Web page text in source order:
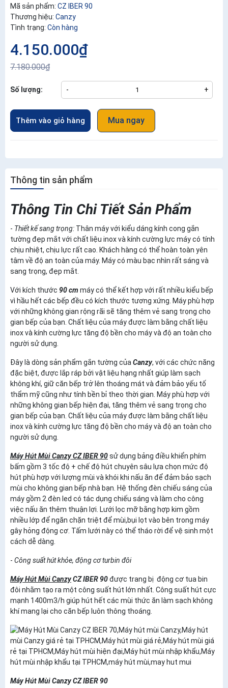
Mã sản phẩm: CZ IBER 90
Thương hiệu: Canzy
Tình trạng: Còn hàng
4.150.000₫
7.180.000₫
Số lượng: - +
Thêm vào giỏ hàng Mua ngay
Thông tin sản phẩm
Thông Tin Chi Tiết Sản Phẩm
- Thiết kế sang trọng: Thân máy với kiểu dáng kính cong gắn
tường đẹp mắt với chất liệu inox và kính cường lực máy có tính
chịu nhiệt, chịu lực rất cao. Khách hàng có thể hoàn toàn yên
tâm về độ an toàn của máy. Máy có màu bạc nhìn rất sáng và
sang trọng, đẹp mắt.
Với kích thước 90 cm máy có thể kết hợp với rất nhiều kiểu bếp
vì hầu hết các bếp đều có kích thước tương xứng. Máy phù hợp
với những không gian rộng rãi sẽ tăng thêm vẻ sang trọng cho
gian bếp của bạn. Chất liệu của máy được làm bằng chất liệu
inox và kính cường lực tăng độ bền cho máy và độ an toàn cho
người sử dụng.
Đây là dòng sản phẩm gắn tường của Canzy, với các chức năng
đặc biệt, được lắp ráp bởi vật liệu hạng nhất giúp làm sạch
không khí, giữ căn bếp trở lên thoáng mát và đảm bảo yếu tố
thẩm mỹ cũng như tính bền bỉ theo thời gian. Máy phù hợp với
những không gian bếp hiện đại, tăng thêm vẻ sang trọng cho
gian bếp của bạn. Chất liệu của máy được làm bằng chất liệu
inox và kính cường lực tăng độ bền cho máy và độ an toàn cho
người sử dụng.
Máy Hút Mùi Canzy CZ IBER 90sử dụng bảng điều khiển phím
bấm gồm 3 tốc độ + chế độ hút chuyên sâu lựa chọn mức độ
hút phù hợp với lượng mùi và khói khi nấu ăn để đảm bảo sạch
mùi cho không gian bếp nhà bạn. Hệ thống đèn chiếu sáng của
máy gồm 2 đèn led có tác dụng chiếu sáng và làm cho công
việc nấu ăn thêm thuận lợi. Lưới lọc mỡ bằng hợp kim gồm
nhiều lớp để ngăn chặn triệt để mùi,bụi lọt vào bên trong máy
gây hỏng động cơ. Tấm lưới này có thể tháo rời để vệ sinh một
cách dễ dàng.
- Công suất hút khỏe, động cơ turbin đôi
Máy Hút Mùi CanzyCZ IBER 90được trang bị động cơ tua bin
đôi nhằm tạo ra một công suất hút lớn nhất. Công suất hút cực
mạnh 1400m3/h giúp hút hết các mùi thức ăn làm sạch không
khí mang lại cho căn bếp luôn thông thoáng.
Máy Hút Mùi Canzy CZ IBER 90